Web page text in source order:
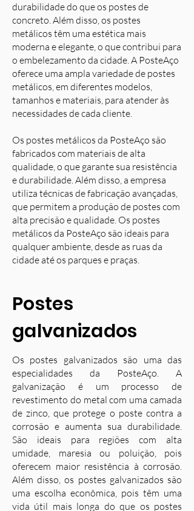
durabilidade do que os postes de
concreto. Além disso, os postes
metálicos têm uma estética mais
moderna e elegante, o que contribui para
o embelezamento da cidade. A PosteAço
oferece uma ampla variedade de postes
metálicos, em diferentes modelos,
tamanhos e materiais, para atender às
necessidades de cada cliente.
Os postes metálicos da PosteAço são
fabricados com materiais de alta
qualidade, o que garante sua resistência
e durabilidade. Além disso, a empresa
utiliza técnicas de fabricação avançadas,
que permitem a produção de postes com
alta precisão e qualidade. Os postes
metálicos da PosteAço são ideais para
qualquer ambiente, desde as ruas da
cidade até os parques e praças.
Postes
galvanizados
Os postes galvanizados são uma das
especialidades da PosteAço. A
galvanização é um processo de
revestimento do metal com uma camada
de zinco, que protege o poste contra a
corrosão e aumenta sua durabilidade.
São ideais para regiões com alta
umidade, maresia ou poluição, pois
oferecem maior resistência à corrosão.
Além disso, os postes galvanizados são
uma escolha econômica, pois têm uma
vida útil mais longa do que os postes